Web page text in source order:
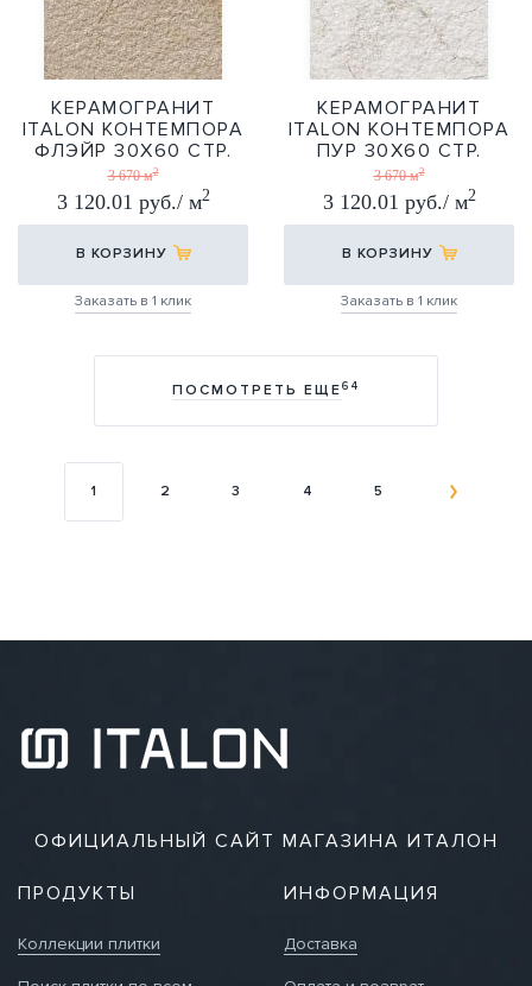
КЕРАМОГРАНИТ
ITALON КОНТЕМПОРА
ФЛЭЙР 30Х60 СТР.
30Х60
3 670 м2
3 120.01 руб./ м2
В КОРЗИНУ
Заказать в 1 клик
КЕРАМОГРАНИТ
ITALON КОНТЕМПОРА
ПУР 30Х60 СТР.
30Х60
3 670 м2
3 120.01 руб./ м2
В КОРЗИНУ
Заказать в 1 клик
ПОСМОТРЕТЬ ЕЩЕ64
1 2 3 4 5
ОФИЦИАЛЬНЫЙ САЙТ МАГАЗИНА ИТАЛОН
ИНФОРМАЦИЯ
Доставка
ПРОДУКТЫ
Коллекции плитки